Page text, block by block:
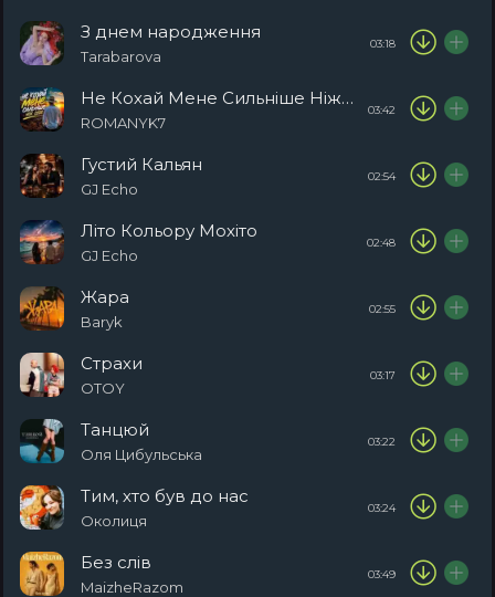
З днем народження
Tarabarova
03:18
Не Кохай Мене Сильніше Ніж Себе
ROMANYK7
03:42
Густий Кальян
GJ Echo
02:54
Літо Кольору Мохіто
GJ Echo
02:48
Жара
Baryk
02:55
Страхи
OTOY
03:17
Танцюй
Оля Цибульська
03:22
Тим, хто був до нас
Околиця
03:24
Без слів
MaizheRazom
03:49